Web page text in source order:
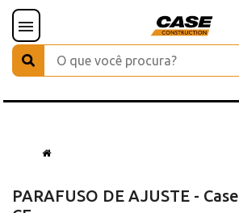
PARAFUSO DE AJUSTE - Case